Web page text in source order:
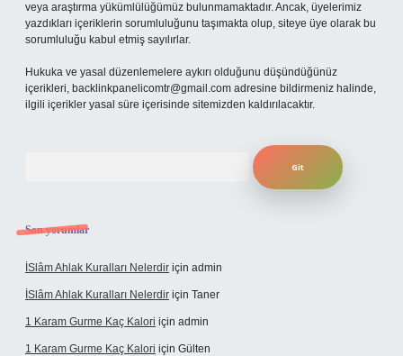
veya araştırma yükümlülüğümüz bulunmamaktadır. Ancak, üyelerimiz
yazdıkları içeriklerin sorumluluğunu taşımakta olup, siteye üye olarak bu
sorumluluğu kabul etmiş sayılırlar.
Hukuka ve yasal düzenlemelere aykırı olduğunu düşündüğünüz
içerikleri, backlinkpanelicomtr@gmail.com adresine bildirmeniz halinde,
ilgili içerikler yasal süre içerisinde sitemizden kaldırılacaktır.
Son yorumlar
İSlâm Ahlak Kuralları Nelerdir için admin
İSlâm Ahlak Kuralları Nelerdir için Taner
1 Karam Gurme Kaç Kalori için admin
1 Karam Gurme Kaç Kalori için Gülten